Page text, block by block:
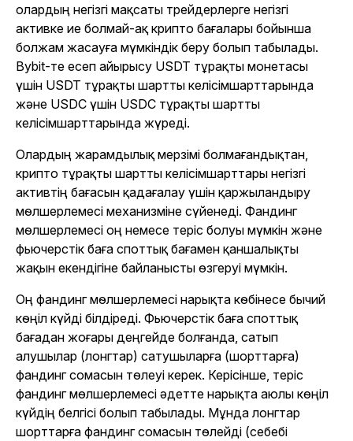
олардың негізгі мақсаты трейдерлерге негізгі
активке ие болмай-ақ крипто бағалары бойынша
болжам жасауға мүмкіндік беру болып табылады.
Bybit-те есеп айырысу USDT тұрақты монетасы
үшін USDT тұрақты шартты келісімшарттарында
және USDC үшін USDC тұрақты шартты
келісімшарттарында жүреді.
Олардың жарамдылық мерзімі болмағандықтан,
крипто тұрақты шартты келісімшарттары негізгі
активтің бағасын қадағалау үшін қаржыландыру
мөлшерлемесі механизміне сүйенеді. Фандинг
мөлшерлемесі оң немесе теріс болуы мүмкін және
фьючерстік баға споттық бағамен қаншалықты
жақын екендігіне байланысты өзгеруі мүмкін.
Оң фандинг мөлшерлемесі нарықта көбінесе бычий
көңіл күйді білдіреді. Фьючерстік баға споттық
бағадан жоғары деңгейде болғанда, сатып
алушылар (лонгтар) сатушыларға (шорттарға)
фандинг сомасын төлеуі керек. Керісінше, теріс
фандинг мөлшерлемесі әдетте нарықта аюлы көңіл
күйдің белгісі болып табылады. Мұнда лонгтар
шорттарға фандинг сомасын төлейді (себебі